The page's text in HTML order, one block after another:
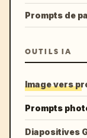
Prompts de
OUTILS IA
Image vers
Prompts
Diapositives